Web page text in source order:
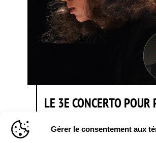
Gérer le consentement aux
LE 3E CONCERTO POUR